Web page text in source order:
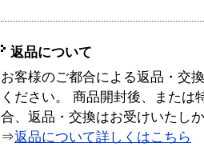
返品について
お客様のご都合による返品・交
ください。 商品開封後、または
合、返品・交換はお受けいたし
⇒返品について詳しくはこちら